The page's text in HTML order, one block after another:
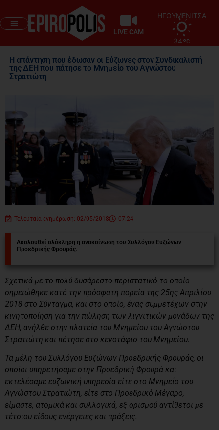
LIVE CAM
ΗΓΟΥΜΕΝΙΤΣΑ
34
Η απάντηση που έδωσαν οι Εύζωνες στον Συνδικαλιστή
της ΔΕΗ που πάτησε το Μνημείο του Αγνώστου
Στρατιώτη
Τελευταία ενημέρωση: 02/05/2018 07:24
Ακολουθεί ολόκληρη η ανακοίνωση του Συλλόγου Ευζώνων
Προεδρικής Φρουράς.
Σχετικά με το πολύ δυσάρεστο περιστατικό το οποίο
σημειώθηκε κατά την πρόσφατη πορεία της 25ης Απριλίου
2018 στο Σύνταγμα, και στο οποίο, ένας συμμετέχων στην
κινητοποίηση για την πώληση των λιγνιτικών μονάδων της
ΔΕΗ, ανήλθε στην πλατεία του Μνημείου του Αγνώστου
Στρατιώτη και πάτησε στο κενοτάφιο του Μνημείου.
Τα μέλη του Συλλόγου Ευζώνων Προεδρικής Φρουράς, οι
οποίοι υπηρετήσαμε στην Προεδρική Φρουρά και
εκτελέσαμε ευζωνική υπηρεσία είτε στο Μνημείο του
Αγνώστου Στρατιώτη, είτε στο Προεδρικό Μέγαρο,
είμαστε, ατομικά και συλλογικά, εξ ορισμού αντίθετοι με
τέτοιου είδους ενέργειες και πράξεις.